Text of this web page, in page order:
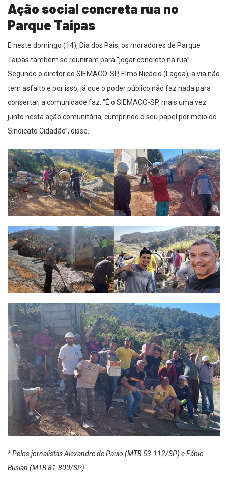
Ação social concreta rua no
Parque Taipas
E neste domingo (14), Dia dos Pais, os moradores de Parque
Taipas também se reuniram para “jogar concreto na rua”.
Segundo o diretor do SIEMACO-SP, Elmo Nicácio (Lagoa), a via não
tem asfalto e por isso, já que o poder público não faz nada para
consertar, a comunidade faz. “É o SIEMACO-SP, mais uma vez
junto nesta ação comunitária, cumprindo o seu papel por meio do
Sindicato Cidadão”, disse.
* Pelos jornalistas Alexandre de Paulo (MTB 53.112/SP) e Fábio
Busian (MTB 81.800/SP)